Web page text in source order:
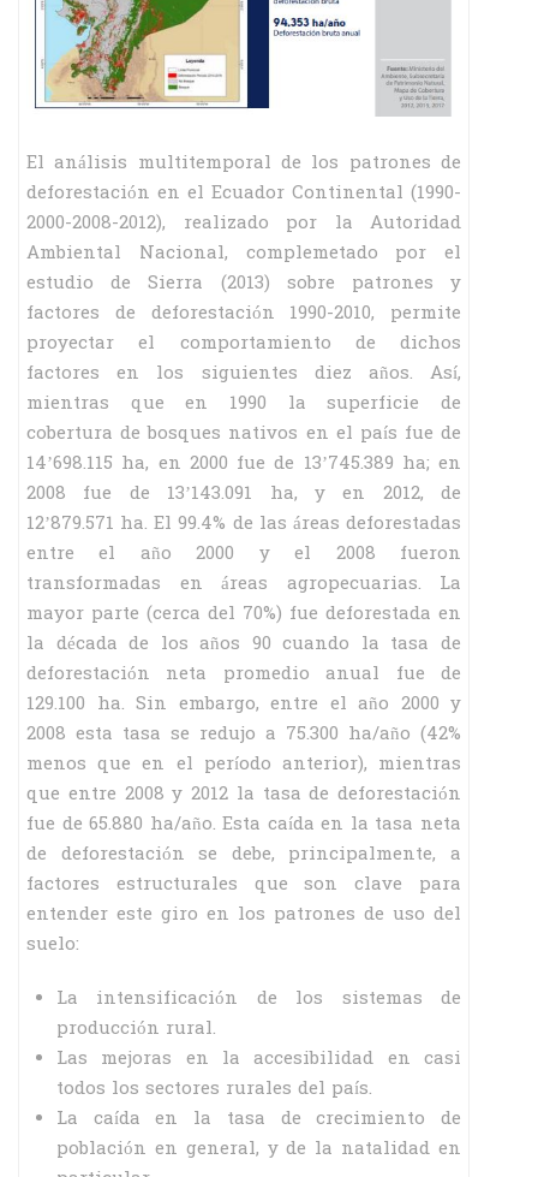
El análisis multitemporal de los patrones de
deforestación en el Ecuador Continental (1990-
2000-2008-2012), realizado por la Autoridad
Ambiental Nacional, complemetado por el
estudio de Sierra (2013) sobre patrones y
factores de deforestación 1990-2010, permite
proyectar el comportamiento de dichos
factores en los siguientes diez años. Así,
mientras que en 1990 la superficie de
cobertura de bosques nativos en el país fue de
14’698.115 ha, en 2000 fue de 13’745.389 ha; en
2008 fue de 13’143.091 ha, y en 2012, de
12’879.571 ha. El 99.4% de las áreas deforestadas
entre el año 2000 y el 2008 fueron
transformadas en áreas agropecuarias. La
mayor parte (cerca del 70%) fue deforestada en
la década de los años 90 cuando la tasa de
deforestación neta promedio anual fue de
129.100 ha. Sin embargo, entre el año 2000 y
2008 esta tasa se redujo a 75.300 ha/año (42%
menos que en el período anterior), mientras
que entre 2008 y 2012 la tasa de deforestación
fue de 65.880 ha/año. Esta caída en la tasa neta
de deforestación se debe, principalmente, a
factores estructurales que son clave para
entender este giro en los patrones de uso del
suelo:
La intensificación de los sistemas de
producción rural.
Las mejoras en la accesibilidad en casi
todos los sectores rurales del país.
La caída en la tasa de crecimiento de
población en general, y de la natalidad en